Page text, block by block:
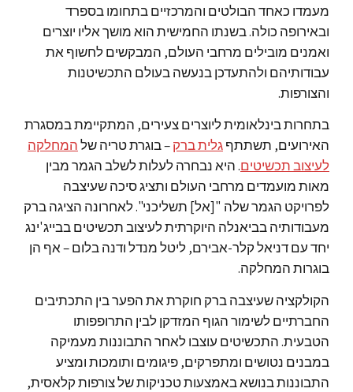
מעמדו כאחד הבולטים והמרכזיים בתחומו בספרד
ובאירופה כולה. בשנתו החמישית הוא מושך אליו יוצרים
ואמנים מובילים מרחבי העולם, המבקשים לחשוף את
עבודותיהם ולהתעדכן בנעשה בעולם התכשיטנות
והצורפות.
בתחרות בינלאומית ליוצרים צעירים, המתקיימת במסגרת
האירועים, תשתתףגלית ברק– בוגרת טריה שלהמחלקה
לעיצוב תכשיטים. היא נבחרה לעלות לשלב הגמר מבין
מאות מועמדים מרחבי העולם ותציג סיכה שעיצבה
לפרויקט הגמר שלה "[אל] תשליכני". לאחרונה הציגה ברק
מעבודותיה בביאנלה היוקרתית לעיצוב תכשיטים בבייג'ינג
יחד עם דניאל קלר-אבירם, ליטל מנדל ודנה בלום – אף הן
בוגרות המחלקה.
הקולקציה שעיצבה ברק חוקרת את הפער בין התכתיבים
החברתיים לשימור הגוף המזדקן לבין התרופפותו
הטבעית. התכשיטים עוצבו לאחר התבוננות מעמיקה
במבנים נטושים ומתפרקים, פיגומים ותומכות ומציע
התבוננות בנושא באמצעות טכניקות של צורפות קלאסית,